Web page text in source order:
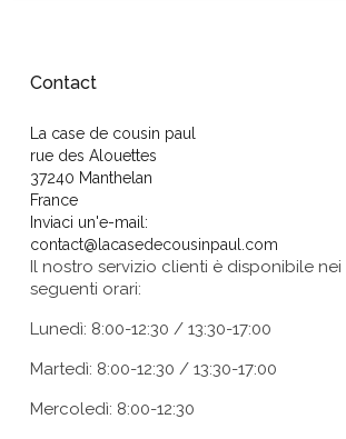
Contact
La case de cousin paul
rue des Alouettes
37240 Manthelan
France
Inviaci un'e-mail:
contact@lacasedecousinpaul.com
Il nostro servizio clienti è disponibile nei
seguenti orari:
Lunedì: 8:00-12:30 / 13:30-17:00
Martedì: 8:00-12:30 / 13:30-17:00
Mercoledì: 8:00-12:30